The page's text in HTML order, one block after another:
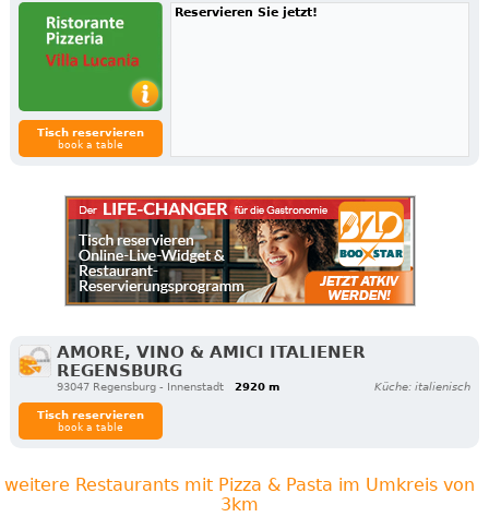
Tisch reservieren
book a table
Reservieren Sie jetzt!
AMORE, VINO & AMICI ITALIENER
REGENSBURG
93047 Regensburg - Innenstadt 2920 m Küche: italienisch
Tisch reservieren
book a table
weitere Restaurants mit Pizza & Pasta im Umkreis von
3km